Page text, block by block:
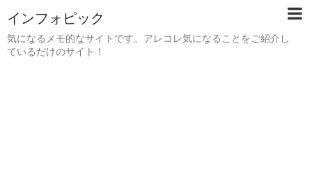
インフォピック
気になるメモ的なサイトです。アレコレ気になることをご紹介し
ているだけのサイト！